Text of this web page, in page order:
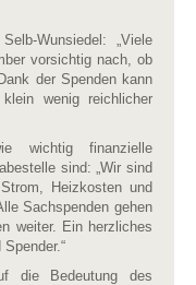
Wunsiedel: „Viele
vorsichtig nach, ob
der Spenden kann
wenig reichlicher
wichtig finanzielle
sind: „Wir sind
Heizkosten und
Sachspenden gehen
weiter. Ein herzliches
die Bedeutung des